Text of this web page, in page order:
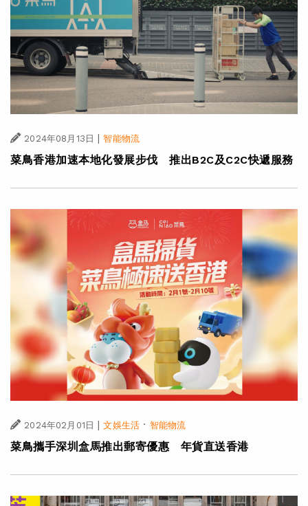
2024年08月13日 | 智能物流
菜鳥香港加速本地化發展步伐 推出B2C及C2C快遞服務
2024年02月01日 | 文娛生活 · 智能物流
菜鳥攜手深圳盒馬推出郵寄優惠 年貨直送香港